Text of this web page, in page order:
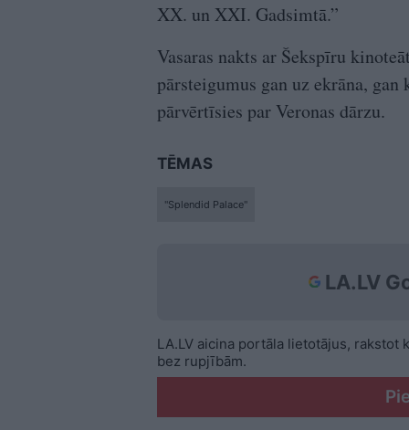
XX. un XXI. Gadsimtā.”
Vasaras nakts ar Šekspīru
pārsteigumus gan uz ekrāna,
pārvērtīsies par Veronas dārzu.
TĒMAS
"Splendid Palace"
LA.LV
LA.LV aicina portāla lietotājus,
bez rupjībām.